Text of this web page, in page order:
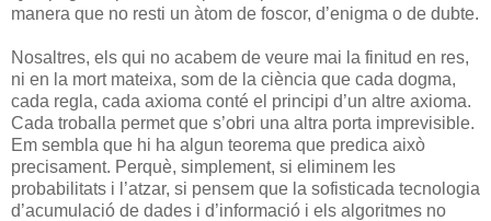
manera que no resti un àtom de foscor, d’enigma o de dubte.
Nosaltres, els qui no acabem de veure mai la finitud en res,
ni en la mort mateixa, som de la ciència que cada dogma,
cada regla, cada axioma conté el principi d’un altre axioma.
Cada troballa permet que s’obri una altra porta imprevisible.
Em sembla que hi ha algun teorema que predica això
precisament. Perquè, simplement, si eliminem les
probabilitats i l’atzar, si pensem que la sofisticada tecnologia
d’acumulació de dades i d’informació i els algoritmes no